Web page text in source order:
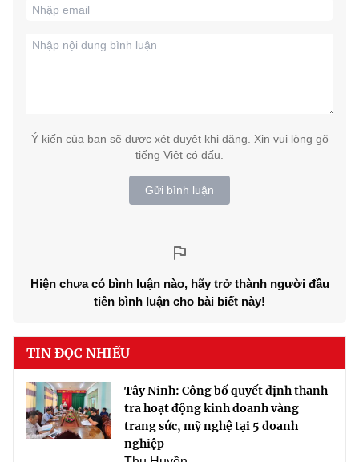
Ý kiến của bạn sẽ được xét duyệt khi đăng. Xin vui lòng gõ
tiếng Việt có dấu.
Gửi bình luận
Hiện chưa có bình luận nào, hãy trở thành người đầu
tiên bình luận cho bài biết này!
TIN ĐỌC NHIỀU
Tây Ninh: Công bố quyết định thanh
tra hoạt động kinh doanh vàng
trang sức, mỹ nghệ tại 5 doanh
nghiệp